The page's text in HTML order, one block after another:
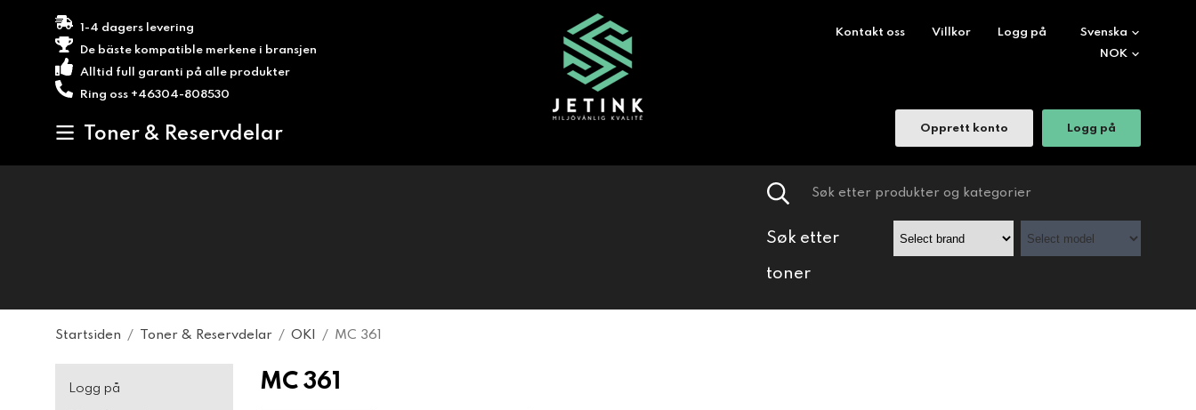
1-4 dagers levering
De bäste kompatible merkene i bransjen
Alltid full garanti på alle produkter
Ring oss +46304-808530
Toner & Reservdelar
Kontakt oss Villkor Logg på
Opprett konto Logg på
Søk etter
toner
Startsiden / Toner & Reservdelar / OKI / MC 361
Logg på
MC 361